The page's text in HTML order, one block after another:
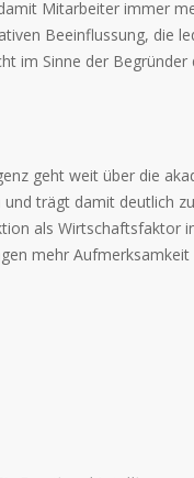
Mitarbeiter immer
Beeinflussung, die
im Sinne der
geht weit über die
trägt damit deutlich
als Wirtschaftsfaktor
mehr